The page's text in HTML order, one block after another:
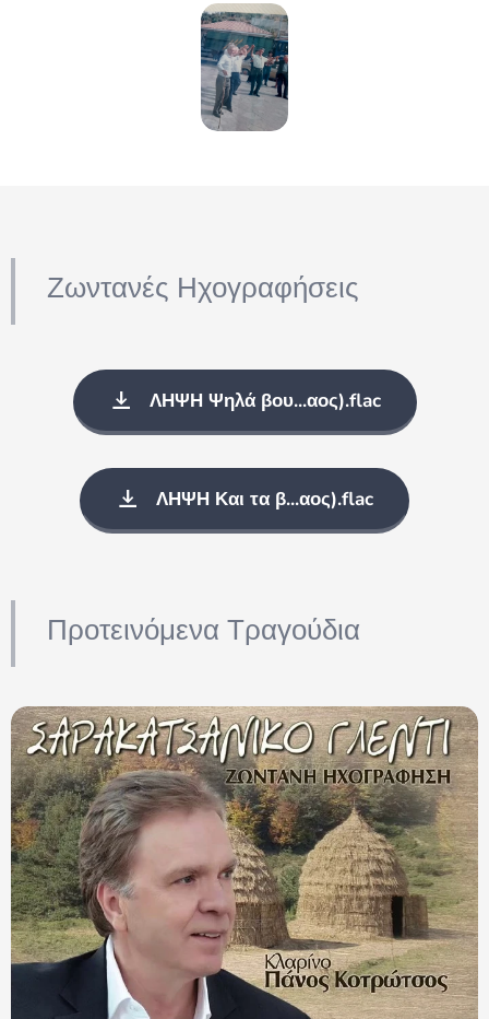
Ζωντανές Ηχογραφήσεις
ΛΗΨΗ Ψηλά βου...αος).flac
ΛΗΨΗ Και τα β...αος).flac
Προτεινόμενα Τραγούδια